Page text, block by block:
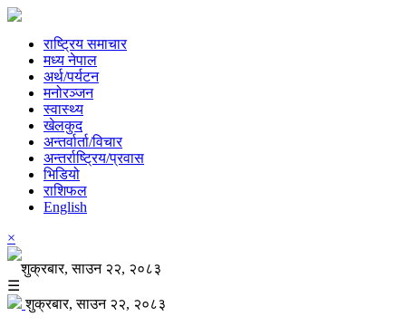
राष्ट्रिय समाचार
मध्य नेपाल
अर्थ/पर्यटन
मनोरञ्जन
स्वास्थ्य
खेलकुद
अन्तर्वार्ता/विचार
अन्तर्राष्ट्रिय/प्रवास
भिडियो
राशिफल
English
×
शुक्रबार, साउन २२, २०८३
☰
शुक्रबार, साउन २२, २०८३